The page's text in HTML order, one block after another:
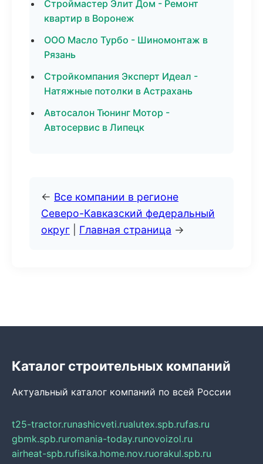
Строймастер Элит Дом - Ремонт
квартир в Воронеж
ООО Масло Турбо - Шиномонтаж в
Рязань
Стройкомпания Эксперт Идеал -
Натяжные потолки в Астрахань
Автосалон Тюнинг Мотор -
Автосервис в Липецк
← Все компании в регионе
Северо-Кавказский федеральный
округ
Главная страница →
Каталог строительных компаний
Актуальный каталог компаний по всей России
t25-tractor.runashicveti.rualutex.spb.rufas.ru
gbmk.spb.ruromania-today.runovoizol.ru
airheat-spb.rufisika.home.nov.ruorakul.spb.ru